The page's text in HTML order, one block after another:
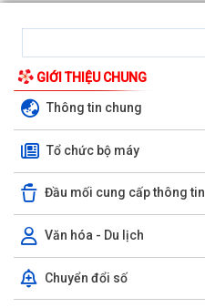
GIỚI THIỆU CHUNG
Thông tin chung
Tổ chức bộ máy
Đầu mối cung cấp thông tin
Văn hóa - Du lịch
Chuyển đổi số